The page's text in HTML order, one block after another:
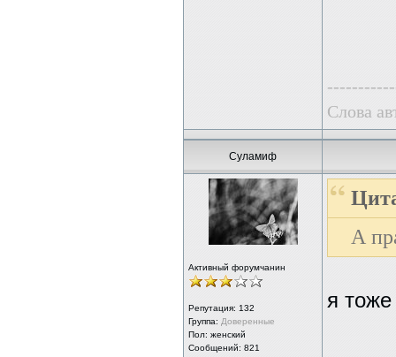
Слова
Суламиф
Активный форумчанин
Репутация: 132
Группа: Доверенные
Пол: женский
Сообщений: 821
А
я